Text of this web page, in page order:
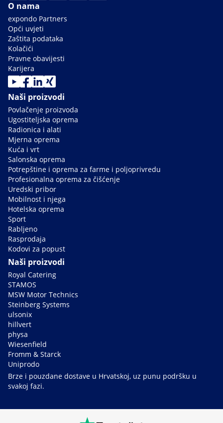
O nama
expondo Partners
Opći uvjeti
Zaštita podataka
Kolačići
Pravne obavijesti
Karijera
Naši proizvodi
Povlačenje proizvoda
Ugostiteljska oprema
Radionica i alati
Mjerna oprema
Kuća i vrt
Salonska oprema
Potrepštine i oprema za farme i poljoprivredu
Profesionalna oprema za čišćenje
Uredski pribor
Mobilnost i njega
Hotelska oprema
Sport
Rabljeno
Rasprodaja
Kodovi za popust
Naši proizvodi
Royal Catering
STAMOS
MSW Motor Technics
Steinberg Systems
ulsonix
hillvert
physa
Wiesenfield
Fromm & Starck
Uniprodo
Brze i pouzdane dostave u Hrvatskoj, uz punu podršku u
svakoj fazi.